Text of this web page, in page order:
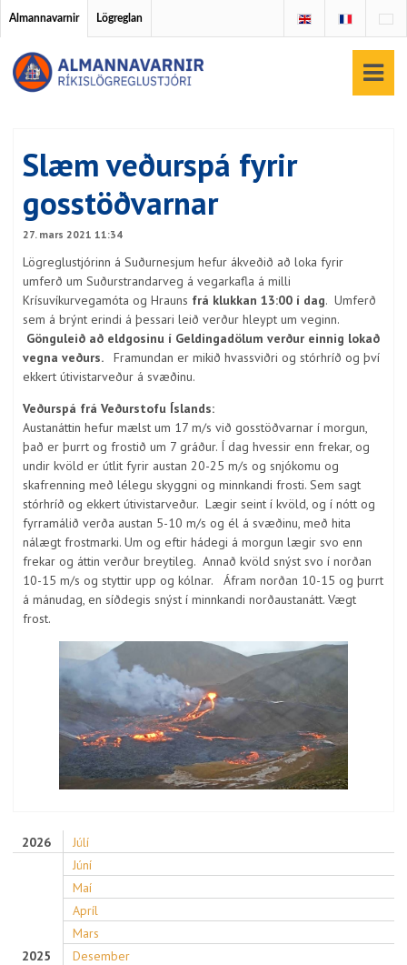
Almannavarnir Lögreglan
Slæm veðurspá fyrir
gosstöðvarnar
27. mars 2021 11:34
Lögreglustjórinn á Suðurnesjum hefur ákveðið að loka fyrir
umferð um Suðurstrandarveg á vegarkafla á milli
Krísuvíkurvegamóta og Hrauns frá klukkan 13:00 í dag. Umferð
sem á brýnt erindi á þessari leið verður hleypt um veginn.
Gönguleið að eldgosinu í Geldingadölum verður einnig lokað
vegna veðurs.
Framundan er mikið hvassviðri og stórhríð og því
ekkert útivistarveður á svæðinu.
Veðurspá frá Veðurstofu Íslands:
Austanáttin hefur mælst um 17 m/s við gosstöðvarnar í morgun,
það er þurrt og frostið um 7 gráður. Í dag hvessir enn frekar, og
undir kvöld er útlit fyrir austan 20-25 m/s og snjókomu og
skafrenning með lélegu skyggni og minnkandi frosti. Sem sagt
stórhríð og ekkert útivistarveður. Lægir seint í kvöld, og í nótt og
fyrramálið verða austan 5-10 m/s og él á svæðinu, með hita
nálægt frostmarki. Um og eftir hádegi á morgun lægir svo enn
frekar og áttin verður breytileg. Annað kvöld snýst svo í norðan
10-15 m/s og styttir upp og kólnar. Áfram norðan 10-15 og þurrt
á mánudag, en síðdegis snýst í minnkandi norðaustanátt. Vægt
frost.
2026
Júlí
Júní
Maí
Apríl
Mars
2025
Desember